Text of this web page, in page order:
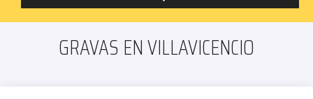
GRAVAS EN VILLAVICENCIO